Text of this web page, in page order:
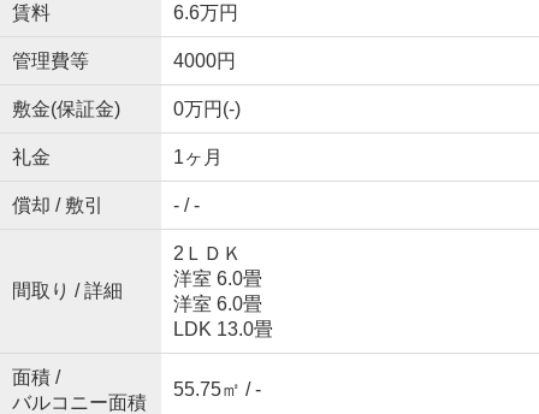
賃料 6.6万円
管理費等 4000円
敷金(保証金) 0万円(-)
礼金 1ヶ月
償却 / 敷引 - / -
間取り / 詳細
2ＬＤＫ
洋室 6.0畳
洋室 6.0畳
LDK 13.0畳
面積 /
バルコニー面積
55.75㎡ / -